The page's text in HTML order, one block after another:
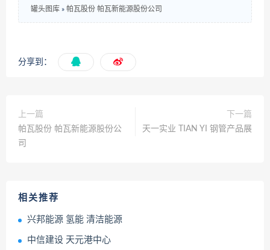
罐头图库 » 帕瓦股份 帕瓦新能源股份公司
分享到：
上一篇
帕瓦股份 帕瓦新能源股份公
司
下一篇
天一实业 TIAN YI 钢管产品展
相关推荐
兴邦能源 氢能 清洁能源
中信建设 天元港中心